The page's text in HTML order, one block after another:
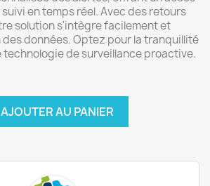
en temps réel. Avec des retours
solution s'intègre facilement et
données. Optez pour la tranquillité
de surveillance proactive.
AJOUTER AU PANIER